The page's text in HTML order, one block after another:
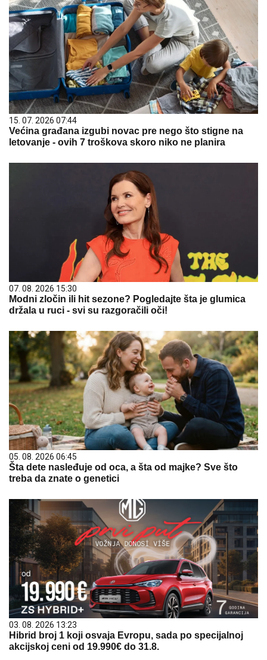
15. 07. 2026 07:44
Većina građana izgubi novac pre nego što stigne na
letovanje - ovih 7 troškova skoro niko ne planira
07. 08. 2026 15:30
Modni zločin ili hit sezone? Pogledajte šta je glumica
držala u ruci - svi su razgoračili oči!
05. 08. 2026 06:45
Šta dete nasleđuje od oca, a šta od majke? Sve što
treba da znate o genetici
03. 08. 2026 13:23
Hibrid broj 1 koji osvaja Evropu, sada po specijalnoj
akcijskoj ceni od 19.990€ do 31.8.